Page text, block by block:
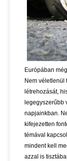
Európában
Nem véletlenül
létrehozását,
legegyszerűbb
napjainkban.
kifejezetten
témával
mindent kell
azzal is